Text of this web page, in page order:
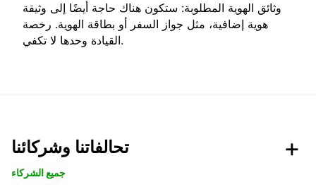
وثائق الهوية المطلوبة: ستكون هناك حاجة أيضًا إلى وثيقة
هوية إضافية، مثل جواز السفر أو بطاقة الهوية. رخصة
القيادة وحدها لا تكفي.
تحالفاتنا وشركائنا
جميع الشركاء